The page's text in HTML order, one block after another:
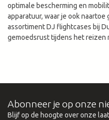
optimale bescherming en
apparatuur, waar je ook naartoe
assortiment DJ flightcases bij
gemoedsrust tijdens het reizen
Abonneer je op onze
Blijf op de hoogte over onze